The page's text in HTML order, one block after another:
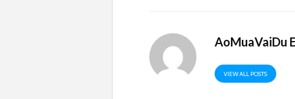
AoMuaVaiDu
VIEW ALL POSTS